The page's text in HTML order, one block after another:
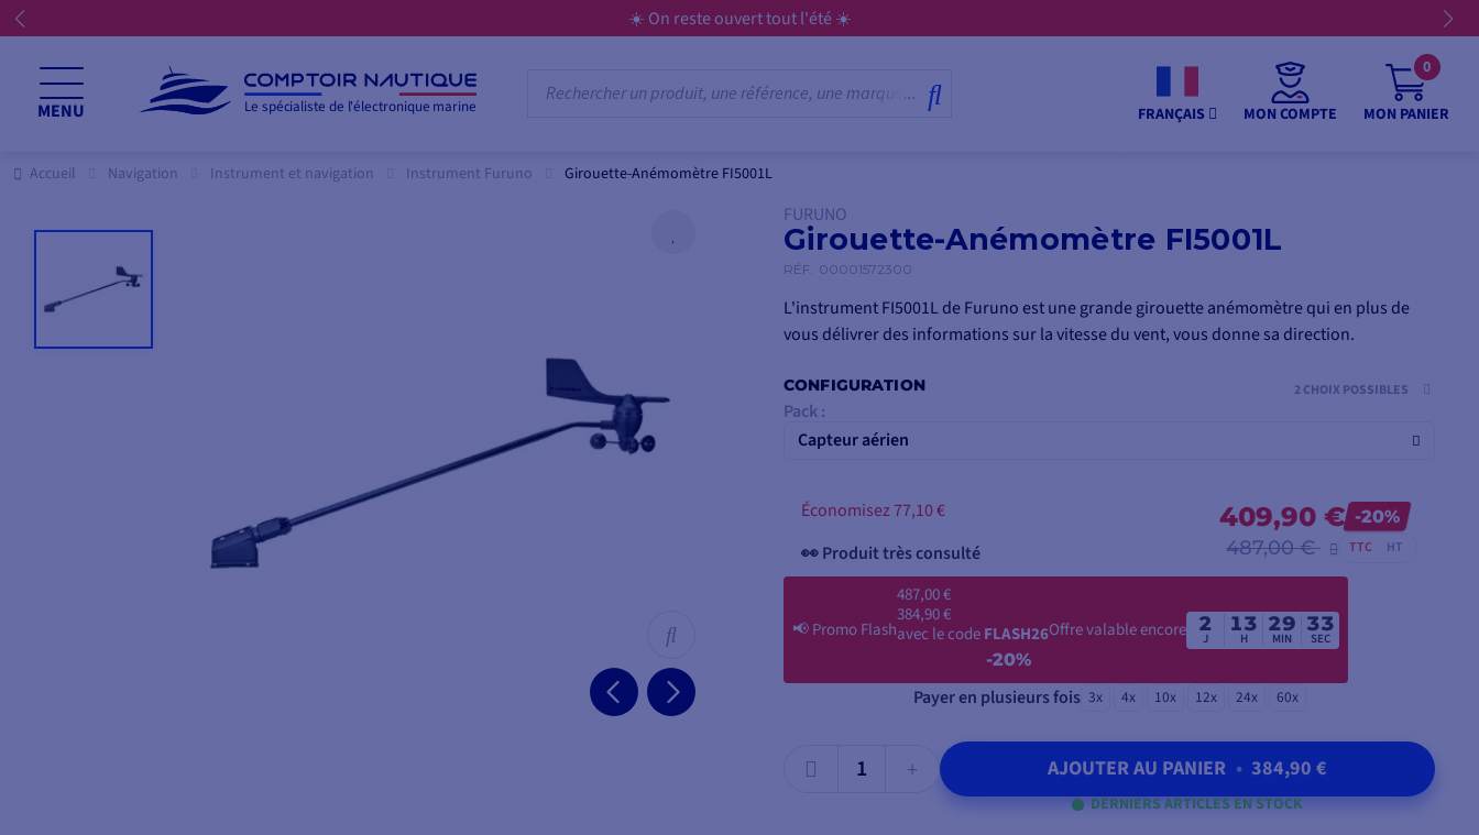
☀️ On reste ouvert tout l'été ☀️
MENU Le spécialiste de l'électronique marine FRANÇAIS MON COMPTE MON PANIER
0
Accueil Navigation Instrument et navigation Instrument Furuno Girouette-Anémomètre FI5001L
FURUNO
Girouette-Anémomètre FI5001L
RÉF. 00001572300
L'instrument FI5001L de Furuno est une grande girouette anémomètre qui en plus de
vous délivrer des informations sur la vitesse du vent, vous donne sa direction.
CONFIGURATION
Pack :
Capteur aérien
2 CHOIX POSSIBLES
409,90 € -20%
487,00 € TTC HT
Économisez 77,10 €
👀 Produit très consulté
📢Promo Flash
487,00 €
384,90 €
avec le codeFLASH26
-20%
Offre valable encore 2
J
13
H
29
MIN
32
SEC
Payer en plusieurs fois 3x 4x 10x 12x 24x 60x
AJOUTER AU PANIER • 384,90 €
DERNIERS ARTICLES EN STOCK